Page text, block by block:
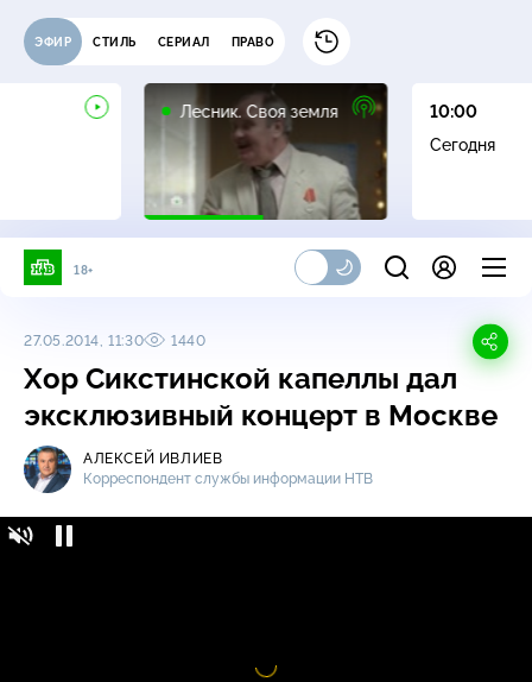
ЭФИР СТИЛЬ СЕРИАЛ ПРАВО
Лесник. Своя земля
16+
10:00
Сегодня
18+
27.05.2014, 11:30 1440
Хор Сикстинской капеллы дал
эксклюзивный концерт в Москве
АЛЕКСЕЙ ИВЛИЕВ
Корреспондент службы информации НТВ
Видео
Хор Сикстинской капеллы дал эксклюзивный